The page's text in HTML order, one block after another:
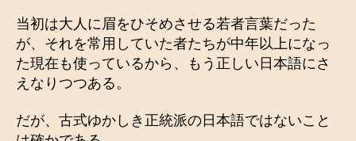
当初は大人に眉をひそめさせる若者言葉だった
が、それを常用していた者たちが中年以上になっ
た現在も使っているから、もう正しい日本語にさ
えなりつつある。
だが、古式ゆかしき正統派の日本語ではないこと